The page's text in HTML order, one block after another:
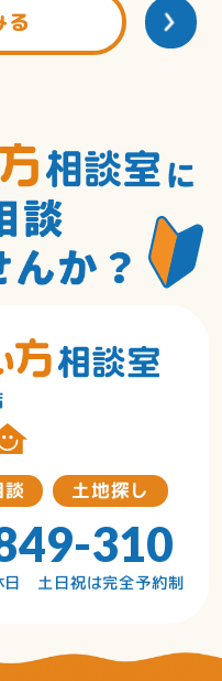
る
土地探し
310
土日祝は完全予約制